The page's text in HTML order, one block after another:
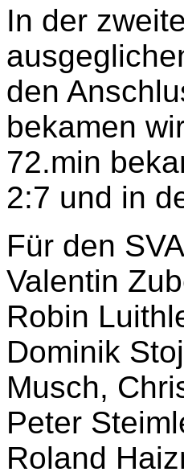
In der
den
bekamen
72.min
2:7 und in
Für den
Valentin
Robin
Dominik
Musch,
Peter
Roland